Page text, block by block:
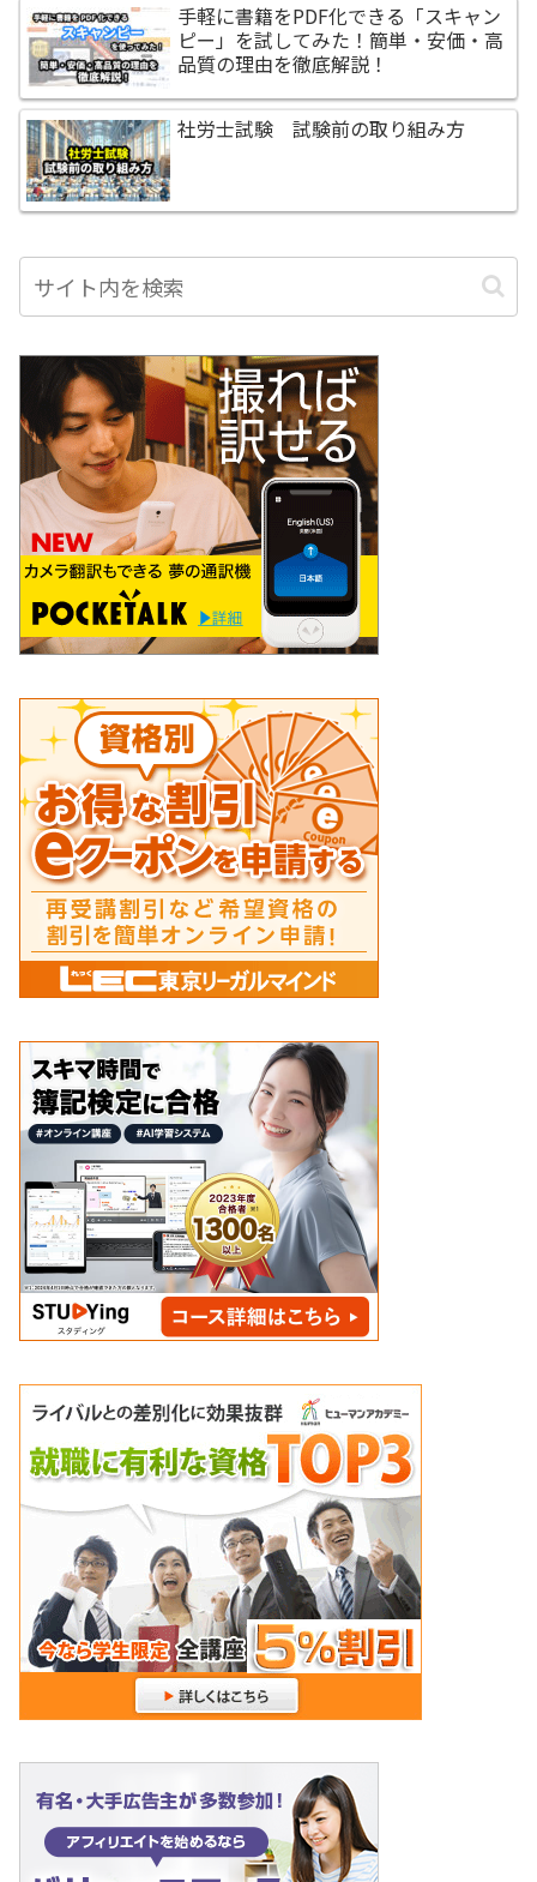
手軽に書籍をPDF化できる「スキャン
ピー」を試してみた！簡単・安価・高
品質の理由を徹底解説！
社労士試験 試験前の取り組み方